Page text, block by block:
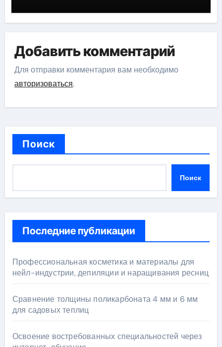
Добавить комментарий
Для отправки комментария вам необходимо
авторизоваться.
Поиск
Поиск
Последние публикации
Профессиональная косметика и материалы для
нейл-индустрии, депиляции и наращивания ресниц
Сравнение толщины поликарбоната 4 мм и 6 мм
для садовых теплиц
Освоение востребованных специальностей через